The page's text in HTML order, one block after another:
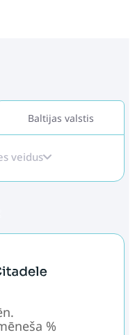
Baltijas valstis
veidus
%